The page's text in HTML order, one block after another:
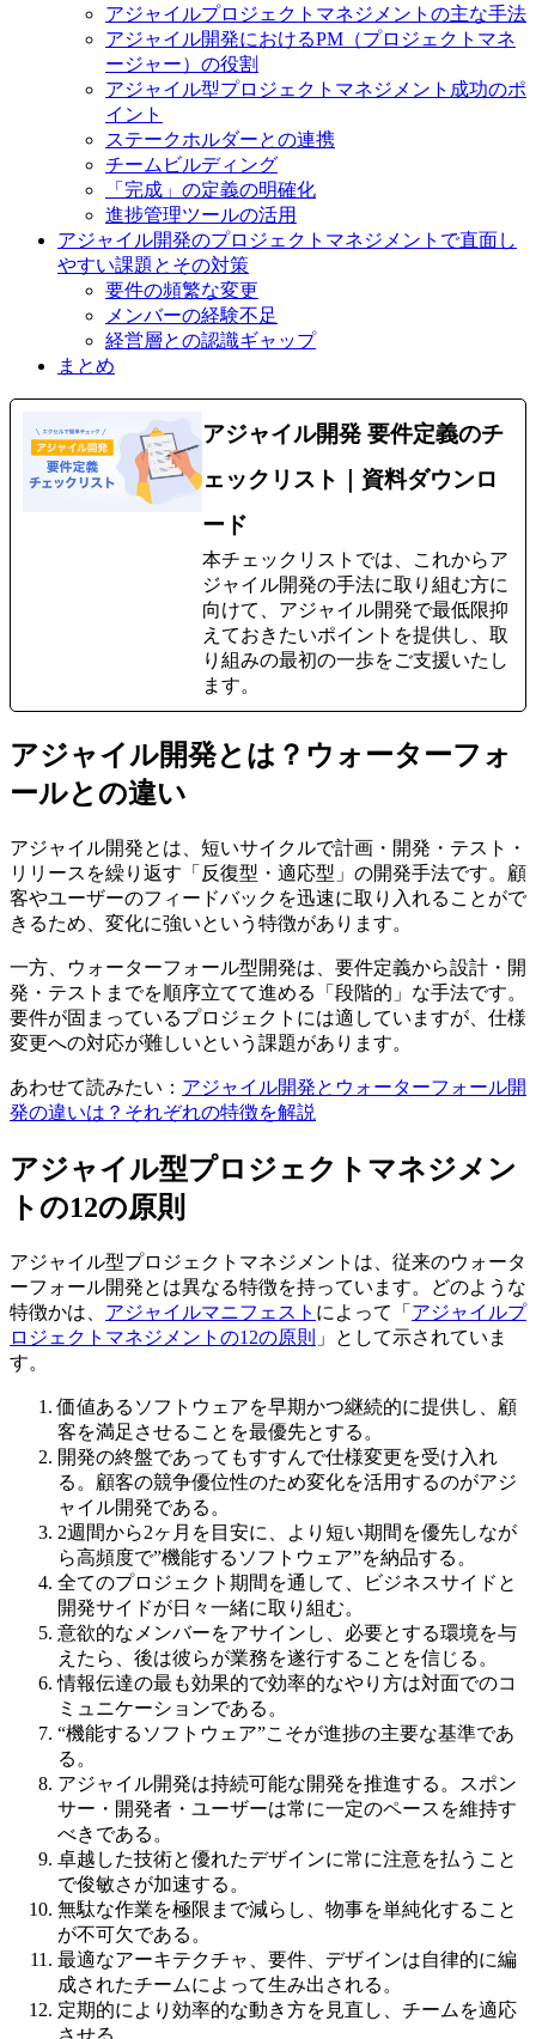
アジャイルプロジェクトマネジメントの主な手法
アジャイル開発におけるPM（プロジェクトマネ
ージャー）の役割
アジャイル型プロジェクトマネジメント成功のポ
イント
ステークホルダーとの連携
チームビルディング
「完成」の定義の明確化
進捗管理ツールの活用
アジャイル開発のプロジェクトマネジメントで直面し
やすい課題とその対策
要件の頻繁な変更
メンバーの経験不足
経営層との認識ギャップ
まとめ
アジャイル開発 要件定義のチ
ェックリスト｜資料ダウンロ
ード
本チェックリストでは、これからア
ジャイル開発の手法に取り組む方に
向けて、アジャイル開発で最低限抑
えておきたいポイントを提供し、取
り組みの最初の一歩をご支援いたし
ます。
アジャイル開発とは？ウォーターフォ
ールとの違い
アジャイル開発とは、短いサイクルで計画・開発・テスト・
リリースを繰り返す「反復型・適応型」の開発手法です。顧
客やユーザーのフィードバックを迅速に取り入れることがで
きるため、変化に強いという特徴があります。
一方、ウォーターフォール型開発は、要件定義から設計・開
発・テストまでを順序立てて進める「段階的」な手法です。
要件が固まっているプロジェクトには適していますが、仕様
変更への対応が難しいという課題があります。
あわせて読みたい： アジャイル開発とウォーターフォール開
発の違いは？それぞれの特徴を解説
アジャイル型プロジェクトマネジメン
トの12の原則
アジャイル型プロジェクトマネジメントは、従来のウォータ
ーフォール開発とは異なる特徴を持っています。どのような
特徴かは、 アジャイルマニフェスト によって「 アジャイルプ
ロジェクトマネジメントの12の原則 」として示されていま
す。
価値あるソフトウェアを早期かつ継続的に提供し、顧
客を満足させることを最優先とする。
開発の終盤であってもすすんで仕様変更を受け入れ
る。顧客の競争優位性のため変化を活用するのがアジ
ャイル開発である。
2週間から2ヶ月を目安に、より短い期間を優先しなが
ら高頻度で”機能するソフトウェア”を納品する。
全てのプロジェクト期間を通して、ビジネスサイドと
開発サイドが日々一緒に取り組む。
意欲的なメンバーをアサインし、必要とする環境を与
えたら、後は彼らが業務を遂行することを信じる。
情報伝達の最も効果的で効率的なやり方は対面でのコ
ミュニケーションである。
“機能するソフトウェア”こそが進捗の主要な基準であ
る。
アジャイル開発は持続可能な開発を推進する。スポン
サー・開発者・ユーザーは常に一定のペースを維持す
べきである。
卓越した技術と優れたデザインに常に注意を払うこと
で俊敏さが加速する。
無駄な作業を極限まで減らし、物事を単純化すること
が不可欠である。
最適なアーキテクチャ、要件、デザインは自律的に編
成されたチームによって生み出される。
定期的により効率的な動き方を見直し、チームを適応
させる。